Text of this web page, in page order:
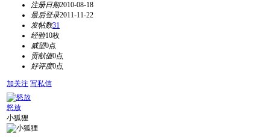
注册日期2010-08-18
最后登录2011-11-22
发帖数31
经验10枚
威望0点
贡献值0点
好评度0点
加关注 写私信
怒放
小狐狸